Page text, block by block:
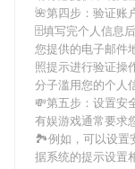
🌺第四步：验证账
🗄填写完个人信息
您提供的电子邮件
照提示进行验证操
分子滥用您的个人
💸第五步：设置安
有娱游戏通常要求
🏞例如，可以设置
据系统的提示设置